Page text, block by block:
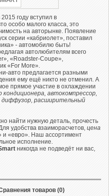
году вступил в
особо малого класса, это
на авторынке. Появление
серии «кабриолет», поставил
- автомобилю быть!
автолюбителям всего
«Roadster-Coupe»,
«For More».
авто предлагается разными
ему ещё никто не отменил. А
прямое участие в охлаждении
кондиционера, автокомпрессор,
диффузор, расширительный
найти нужную деталь, прочесть
удобства взаиморасчетов, цена
и «евро». Наш ассортимент
исполнение.
никогда не подведёт ни вас,
товаров (0)